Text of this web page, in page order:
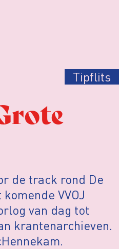
Tipflits
de track rond De
VVOJ
van dag tot
krantenarchieven.